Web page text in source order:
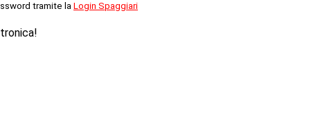
tramite la Login Spaggiari